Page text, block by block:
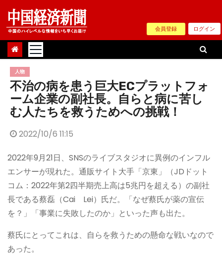
Skip
content
会員登録 ログイン
人物
不治の病を患う巨大ECプラットフォ
ーム企業の副社長。自らと病に苦し
む人たちを救うためへの挑戦！
2022/10/6 11:15
2022年9月21日、SNSのライブスタジオに異例のインフル
エンサーが現れた。通販サイト大手「京東」（JDドット
コム：2022年第2四半期売上高は5兆円を超える）の副社
長である蔡磊（Cai Lei）氏だ。「なぜ蔡氏が薬の宣伝
を？」「事業に失敗したのか」といった声も出た。
蔡氏にとってこれは、自らを救うための懸命な戦いなので
あった。